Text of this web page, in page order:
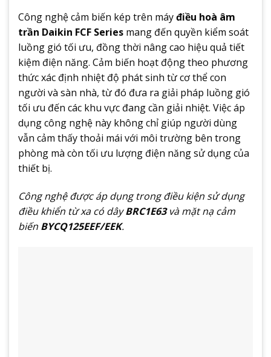
Công nghệ cảm biến kép trên máyđiều hoà âm
trần Daikin FCF Series mang đến quyền kiểm soát
luồng gió tối ưu, đồng thời nâng cao hiệu quả tiết
kiệm điện năng. Cảm biến hoạt động theo phương
thức xác định nhiệt độ phát sinh từ cơ thể con
người và sàn nhà, từ đó đưa ra giải pháp luồng gió
tối ưu đến các khu vực đang cần giải nhiệt. Việc áp
dụng công nghệ này không chỉ giúp người dùng
vẫn cảm thấy thoải mái với môi trường bên trong
phòng mà còn tối ưu lượng điện năng sử dụng của
thiết bị.
Công nghệ được áp dụng trong điều kiện sử dụng
điều khiển từ xa có dâyBRC1E63và mặt nạ cảm
biến BYCQ125EEF/EEK.